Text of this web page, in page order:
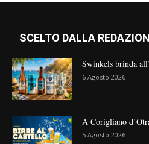
SCELTO DALLA
Swinkels brinda
6 Agosto 2026
A Corigliano
5 Agosto 2026